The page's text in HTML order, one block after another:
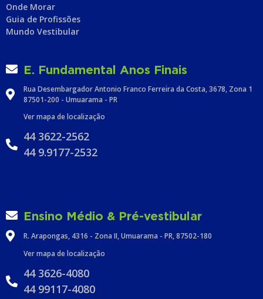
Onde Morar
Guia de Profissões
Mundo Vestibular
E. Fundamental Anos Finais
Rua Desembargador Antonio Franco Ferreira da Costa, 3678, Zona 1
87501-200 - Umuarama - PR
Ver mapa de localização
44 3622-2562
44 9.9177-2532
Ensino Médio & Pré-vestibular
R. Arapongas, 4316 - Zona II, Umuarama - PR, 87502-180
Ver mapa de localização
44 3626-4080
44 99117-4080